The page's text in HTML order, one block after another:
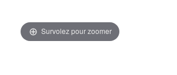
Survolez pour zoomer